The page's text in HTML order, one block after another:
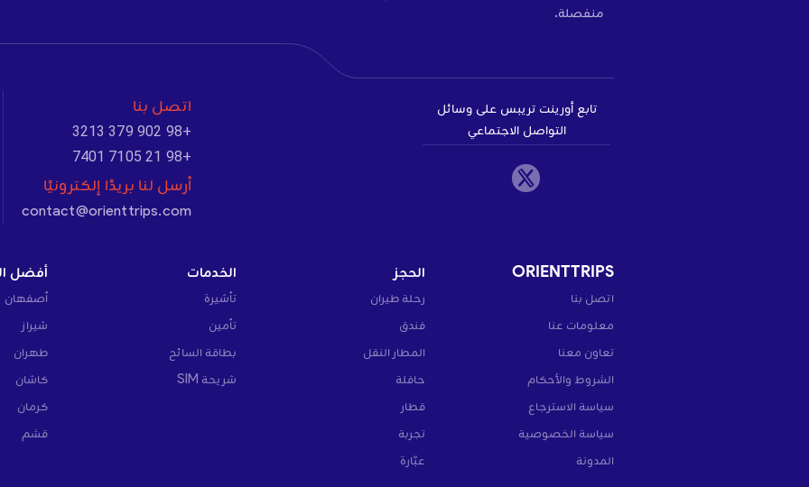
منفصلة.
تابع أورينت تريبس على وسائل
التواصل الاجتماعي
اتصل بنا
+98 902 379 3213
+98 21 7105 7401
أرسل لنا بريدًا إلكترونيًا
contact@orienttrips.com
ORIENTTRIPS
اتصل بنا
معلومات عنا
تعاون معنا
الشروط والأحكام
سياسة الاسترجاع
سياسة الخصوصية
المدونة
الحجز
رحلة طيران
فندق
المطار النقل
حافلة
قطار
تجربة
عبّارة
الخدمات
تأشيرة
تأمين
بطاقة السائح
شريحة SIM
أفضل
أصفهان
شيراز
طهران
كاشان
كرمان
قشم